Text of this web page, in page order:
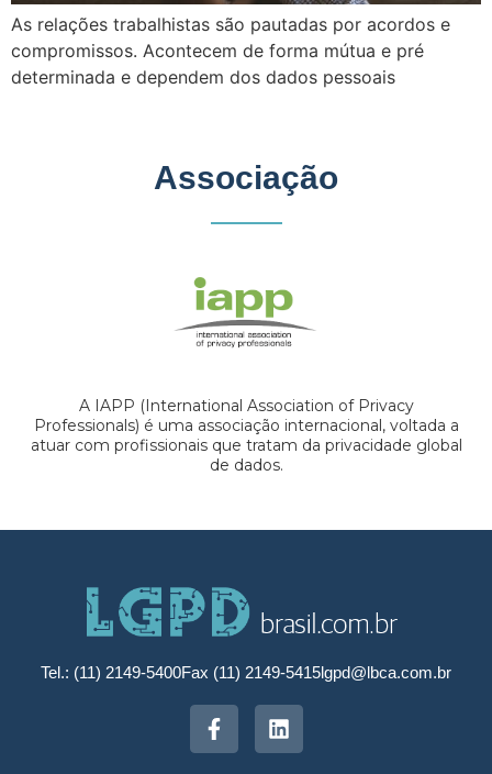
As relações trabalhistas são pautadas por acordos e
compromissos. Acontecem de forma mútua e pré
determinada e dependem dos dados pessoais
Associação
A IAPP (International Association of Privacy
Professionals) é uma associação internacional, voltada a
atuar com profissionais que tratam da privacidade global
de dados.
Tel.: (11) 2149-5400Fax (11) 2149-5415lgpd@lbca.com.br